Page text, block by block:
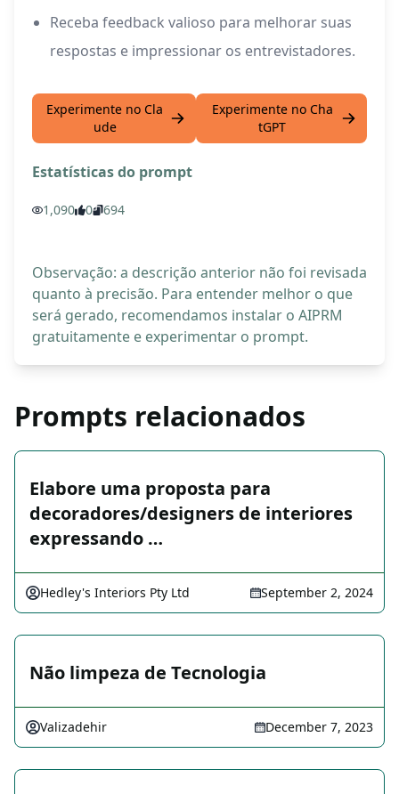
Receba feedback valioso para melhorar suas
respostas e impressionar os entrevistadores.
Experimente no Cla
ude
Experimente no Cha
tGPT
Estatísticas do prompt
1,090 0 694
Observação: a descrição anterior não foi revisada
quanto à precisão. Para entender melhor o que
será gerado, recomendamos instalar o AIPRM
gratuitamente e experimentar o prompt.
Prompts relacionados
Elabore uma proposta para
decoradores/designers de interiores
expressando …
Hedley's Interiors Pty Ltd September 2, 2024
Não limpeza de Tecnologia
Valizadehir December 7, 2023